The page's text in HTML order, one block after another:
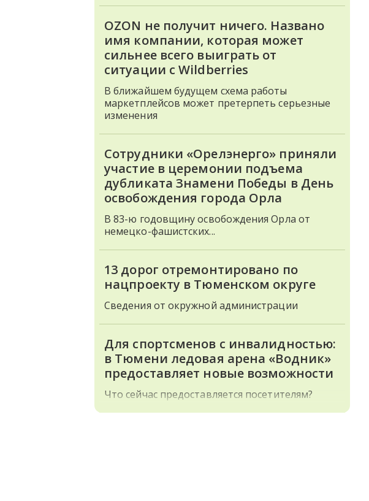
OZON не получит ничего. Названо
имя компании, которая может
сильнее всего выиграть от
ситуации с Wildberries
В ближайшем будущем схема работы
маркетплейсов может претерпеть серьезные
изменения
Сотрудники «Орелэнерго» приняли
участие в церемонии подъема
дубликата Знамени Победы в День
освобождения города Орла
В 83-ю годовщину освобождения Орла от
немецко-фашистских...
13 дорог отремонтировано по
нацпроекту в Тюменском округе
Сведения от окружной администрации
Для спортсменов с инвалидностью:
в Тюмени ледовая арена «Водник»
предоставляет новые возможности
Что сейчас предоставляется посетителям?